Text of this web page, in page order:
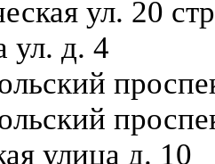
ул. 20
ул. д. 4
улица д. 10